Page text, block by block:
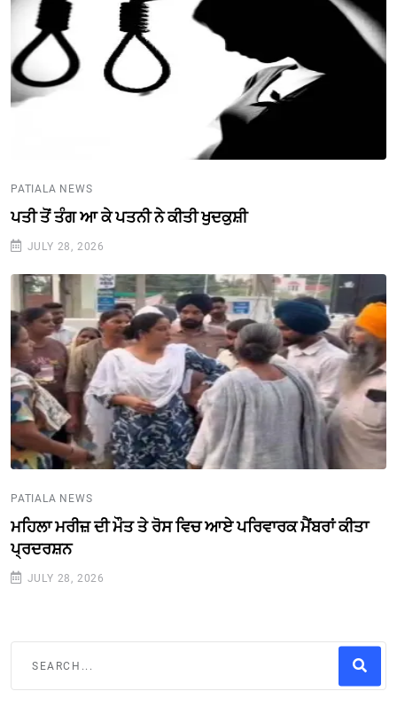
PATIALA NEWS
ਪਤੀ ਤੋਂ ਤੰਗ ਆ ਕੇ ਪਤਨੀ ਨੇ ਕੀਤੀ ਖੁਦਕੁਸ਼ੀ
JULY 28, 2026
PATIALA NEWS
ਮਹਿਲਾ ਮਰੀਜ਼ ਦੀ ਮੌਤ ਤੇ ਰੋਸ ਵਿਚ ਆਏ ਪਰਿਵਾਰਕ ਮੈਂਬਰਾਂ ਕੀਤਾ
ਪ੍ਰਦਰਸ਼ਨ
JULY 28, 2026